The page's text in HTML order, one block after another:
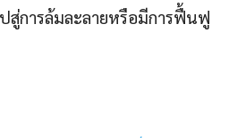
สู่การล้มละลายหรือมีการฟื้นฟู